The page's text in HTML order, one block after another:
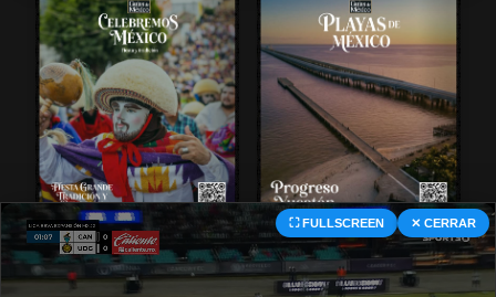
⛶ FULLSCREEN ✕ CERRAR